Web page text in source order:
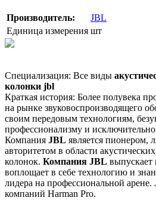
Производитель:
JBL
Единица измерения шт
Специализация: Все виды
колонки jbl
Краткая история: Более полувека
на рынке звуковоспроизводящего
своим передовым технологиям,
профессионализму и
Компания JBL является пионером,
авторитетом в области
колонок. Компания JBL выпускает
воплощает в себе технологию и
лидера на профессиональной арене.
компаний Harman Pro.